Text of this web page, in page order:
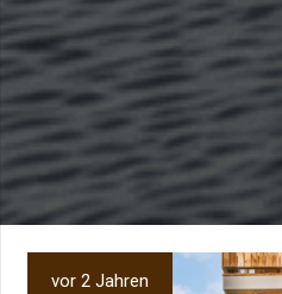
vor 2 Jahren